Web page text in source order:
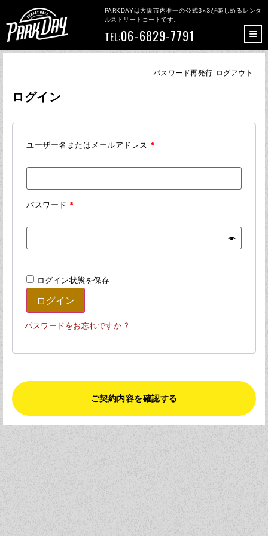
PARKDAYは大阪市内唯一の公式3×3が楽しめるレンタ
ルストリートコートです。
TEL:06-6829-7791
パスワード再発行 ログアウト
ログイン
ユーザー名またはメールアドレス *
パスワード *
ログイン状態を保存
ログイン
パスワードをお忘れですか ?
ご契約内容を確認する